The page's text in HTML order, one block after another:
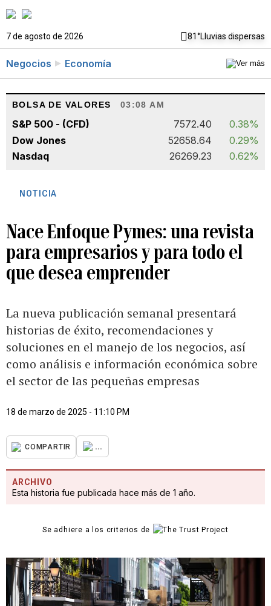
7 de agosto de 2026 81°Lluvias dispersas
Negocios Economía
BOLSA DE VALORES 03:08 AM
S&P 500 - (CFD) 7572.40
0.38%
Dow Jones
52658.64
0.29%
Nasdaq
26269.23 0.62%
NOTICIA
Nace Enfoque Pymes: una revista
para empresarios y para todo el
que desea emprender
La nueva publicación semanal presentará
historias de éxito, recomendaciones y
soluciones en el manejo de los negocios, así
como análisis e información económica sobre
el sector de las pequeñas empresas
18 de marzo de 2025 - 11:10 PM
COMPARTIR ...
ARCHIVO
Esta historia fue publicada hace más de 1 año.
Se adhiere a los criterios de